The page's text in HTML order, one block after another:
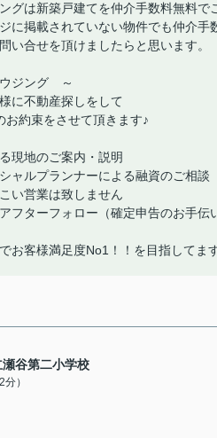
グは新築戸建てを仲介手数料無料
に掲載されていない物件でも仲介
い合せを頂けましたらと思います。
ジング ～
に不動産探しをして
お約束をさせて頂きます♪
現地のご案内・説明
ャルプランナーによる融資のご相談
い営業は致しません
フターフォロー（確定申告のお手伝
お客様満足度No1！！を目指してま
谷第二小学校
）